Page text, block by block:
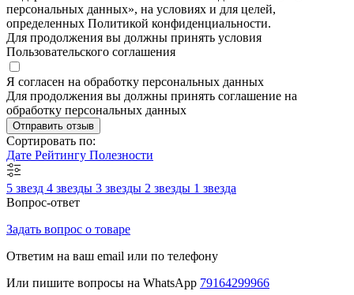
персональных данных», на условиях и для целей,
определенных Политикой конфиденциальности.
Для продолжения вы должны принять условия
Пользовательского соглашения
Я согласен на обработку персональных данных
Для продолжения вы должны принять соглашение на
обработку персональных данных
Отправить отзыв
Сортировать по:
Дате Рейтингу Полезности
5 звезд 4 звезды 3 звезды 2 звезды 1 звезда
Вопрос-ответ
Задать вопрос о товаре
Ответим на ваш email или по телефону
Или пишите вопросы на WhatsApp 79164299966